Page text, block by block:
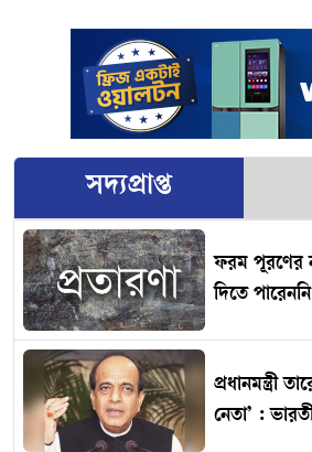
সদ্যপ্রাপ্ত
ফরম পূরণের
দিতে পারেননি
প্রধানমন্ত্রী
নেতা’ :